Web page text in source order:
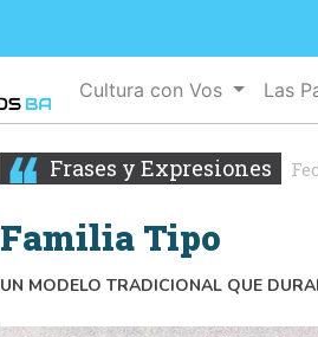
Cultura con Vos Las
Frases y Expresiones
Familia Tipo
UN MODELO TRADICIONAL QUE